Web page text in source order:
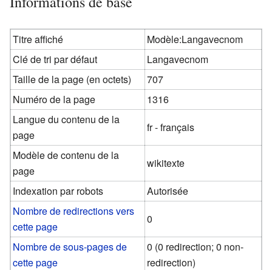
Titre affiché
Modèle:Langavecnom
Clé de tri par défaut
Langavecnom
Taille de la page (en octets)
707
Numéro de la page
1316
Langue du contenu de la
page
fr - français
Modèle de contenu de la
page
wikitexte
Indexation par robots
Autorisée
Nombre de redirections vers
cette page
0
Nombre de sous-pages de
cette page
0 (0 redirection; 0 non-
redirection)